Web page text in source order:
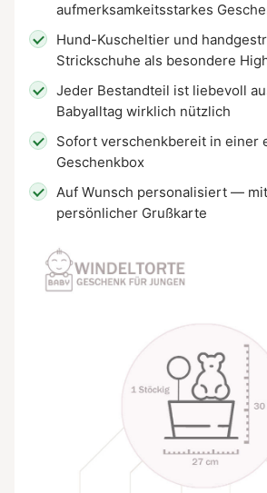
aufmerksamkeitsstarkes
Hund-Kuscheltier und
Strickschuhe als besondere
Jeder Bestandteil ist liebevoll
Babyalltag wirklich nützlich
Sofort verschenkbereit in einer
Geschenkbox
Auf Wunsch personalisiert —
persönlicher Grußkarte